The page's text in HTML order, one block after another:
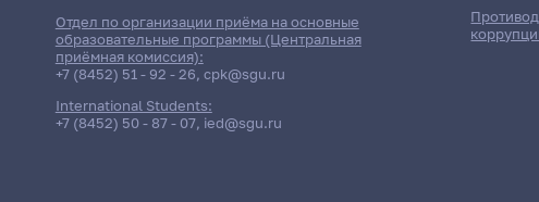
Отдел по организации приёма на основные
образовательные программы (Центральная
приёмная комиссия):
+7 (8452) 51 - 92 - 26, cpk@sgu.ru
International Students:
+7 (8452) 50 - 87 - 07, ied@sgu.ru